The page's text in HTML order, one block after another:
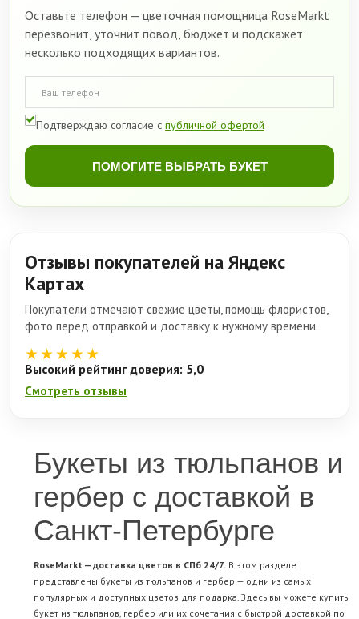
Оставьте телефон — цветочная помощница RoseMarkt
перезвонит, уточнит повод, бюджет и подскажет
несколько подходящих вариантов.
Подтверждаю согласие с публичной офертой
ПОМОГИТЕ ВЫБРАТЬ БУКЕТ
Отзывы покупателей на Яндекс
Картах
Покупатели отмечают свежие цветы, помощь флористов,
фото перед отправкой и доставку к нужному времени.
★★★★★
Высокий рейтинг доверия: 5,0
Смотреть отзывы
Букеты из тюльпанов и
гербер с доставкой в
Санкт-Петербурге
RoseMarkt — доставка цветов в СПб 24/7. В этом разделе
представлены букеты из тюльпанов и гербер — одни из самых
популярных и доступных цветов для подарка. Здесь вы можете купить
букет из тюльпанов, гербер или их сочетания с быстрой доставкой по